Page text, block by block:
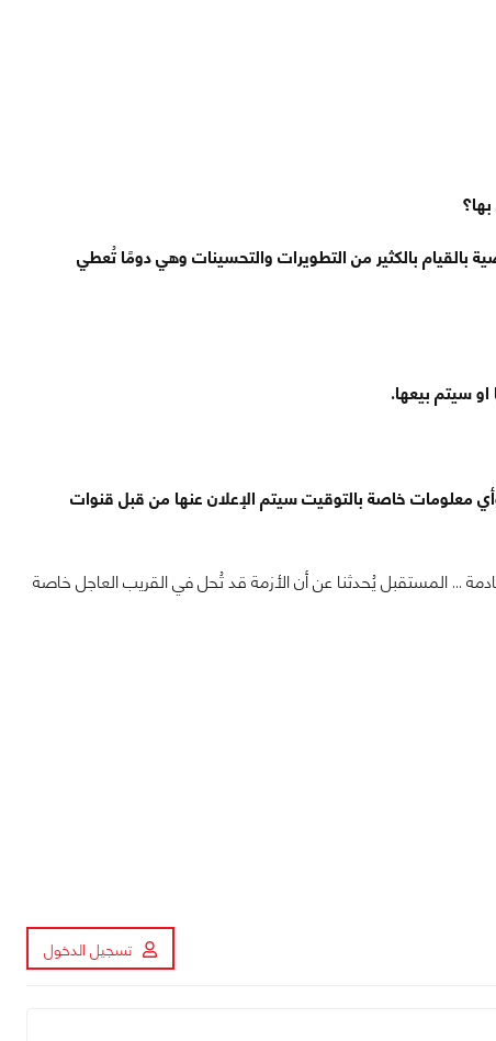
بالكثير من التطويرات والتحسينات وهي دومًا تُعطي
سيتم بيعها.
خاصة بالتوقيت سيتم الإعلان عنها من قبل قنوات
... المستقبل يُحدثنا عن أن الأزمة قد تُحل في القريب العاجل خاصة
تسجيل الدخول